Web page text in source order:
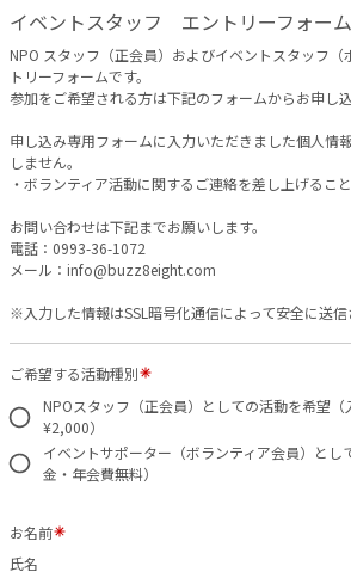
イベントスタッフ エントリーフォーム
NPO スタッフ（正会員）およびイベントスタッフ（
トリーフォームです。
参加をご希望される方は下記のフォームからお申し込
申し込み専用フォームに入力いただきました個人情
しません。
・ボランティア活動に関するご連絡を差し上げること
お問い合わせは下記までお願いします。
電話：0993-36-1072
メール：info@buzz8eight.com
※入力した情報はSSL暗号化通信によって安全に送信
ご希望する活動種別
NPOスタッフ（正会員）としての活動を希望
¥2,000）
イベントサポーター（ボランティア会員）とし
金・年会費無料）
お名前
氏名